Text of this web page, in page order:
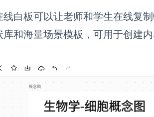
线白板可以让老师和学生在线复
库和海量场景模板，可用于创建